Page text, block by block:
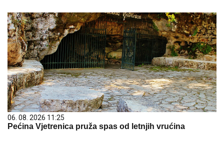
06. 08. 2026 11:25
Pećina Vjetrenica pruža spas od letnjih vrućina